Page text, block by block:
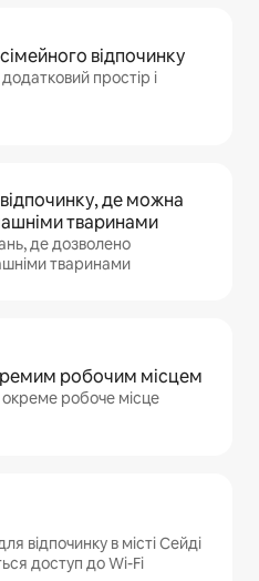
відпочинку
простір і
де можна
тваринами
де дозволено
тваринами
робочим місцем
робоче місце
відпочинку в місті Сейді
доступ до Wi-Fi